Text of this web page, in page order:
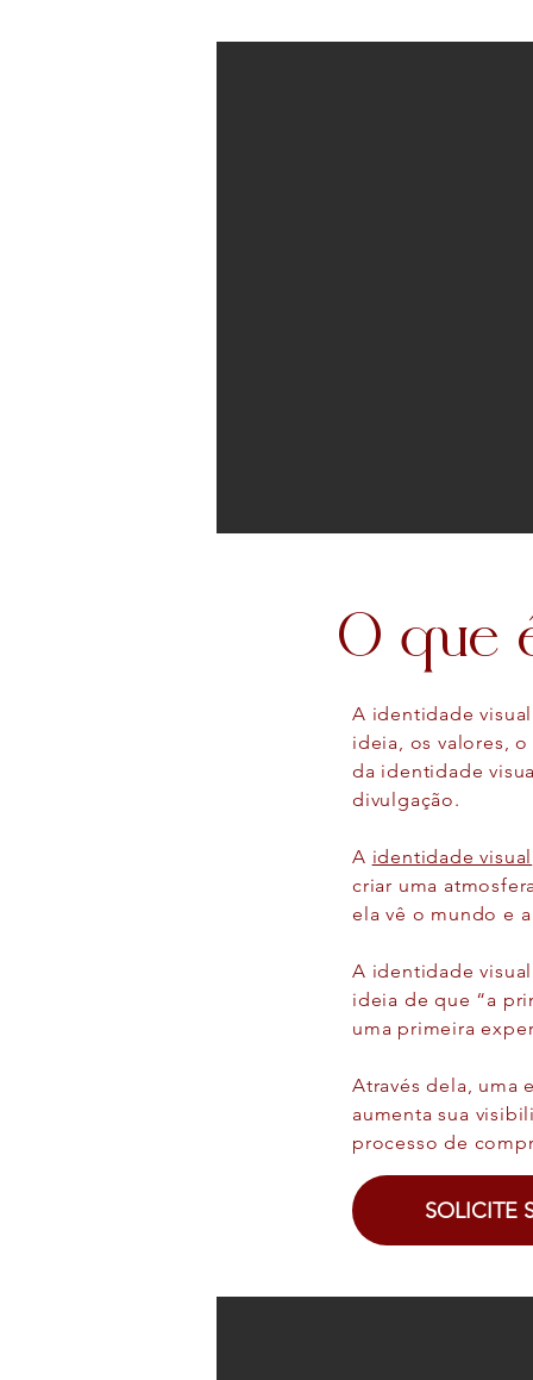
O que
A identidade
ideia, os valores,
da identidade
divulgação.
A identidade visual
criar uma
ela vê o mundo e
A identidade
ideia de que “a
uma primeira
Através dela, uma
aumenta sua
processo de
SOLICITE